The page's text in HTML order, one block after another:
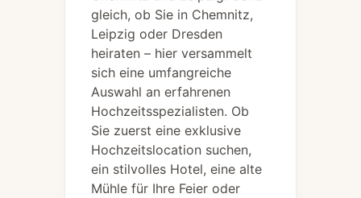
gleich, ob Sie in Chemnitz,
Leipzig oder Dresden
heiraten – hier versammelt
sich eine umfangreiche
Auswahl an erfahrenen
Hochzeitsspezialisten. Ob
Sie zuerst eine exklusive
Hochzeitslocation suchen,
ein stilvolles Hotel, eine alte
Mühle für Ihre Feier oder